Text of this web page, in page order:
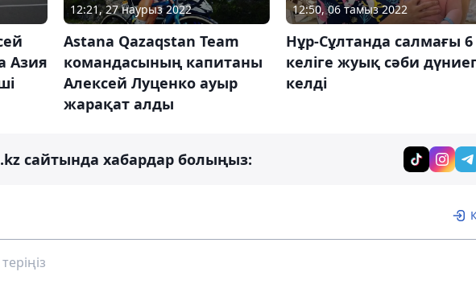
Азия
12:21, 27 наурыз 2022
Astana Qazaqstan Team
командасының капитаны
Алексей Луценко ауыр
жарақат алды
12:50, 06 тамыз 2022
Нұр-Сұлтанда салмағы 6
келіге жуық сәби
келді
сайтында хабардар болыңыз: